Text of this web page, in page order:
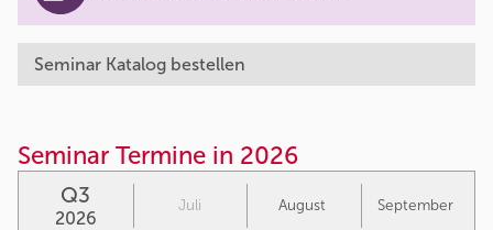
Seminar Katalog bestellen
Seminar Termine in 2026
Q3
2026
Juli August September